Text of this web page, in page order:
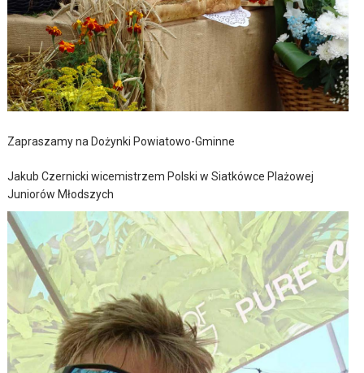
Zapraszamy na Dożynki Powiatowo-Gminne
Jakub Czernicki wicemistrzem Polski w Siatkówce Plażowej
Juniorów Młodszych